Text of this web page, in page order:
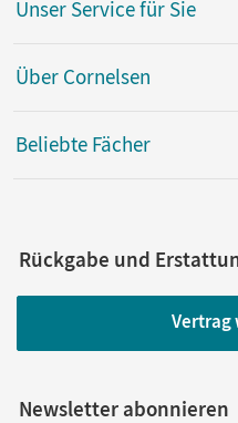
Unser Service für Sie
Über Cornelsen
Beliebte Fächer
Rückgabe und
Vertrag
Newsletter abonnieren